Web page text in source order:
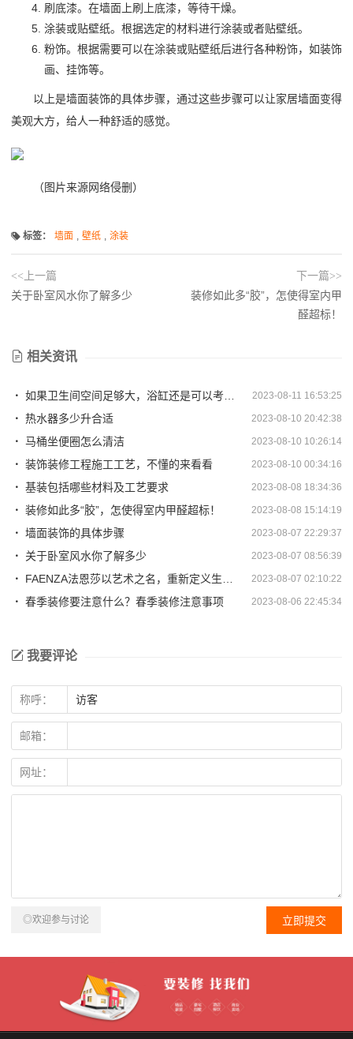
刷底漆。在墙面上刷上底漆，等待干燥。
涂装或贴壁纸。根据选定的材料进行涂装或者贴壁纸。
粉饰。根据需要可以在涂装或贴壁纸后进行各种粉饰，如装饰
画、挂饰等。
以上是墙面装饰的具体步骤，通过这些步骤可以让家居墙面变得
美观大方，给人一种舒适的感觉。
（图片来源网络侵删）
标签： 墙面 , 壁纸 , 涂装
<<上一篇
关于卧室风水你了解多少
下一篇>>
装修如此多“胶”，怎使得室内甲
醛超标！
相关资讯
2023-08-11 16:53:25
如果卫生间空间足够大，浴缸还是可以考虑放一个的呀
2023-08-10 20:42:38
热水器多少升合适
2023-08-10 10:26:14
马桶坐便圈怎么清洁
2023-08-10 00:34:16
装饰装修工程施工工艺，不懂的来看看
2023-08-08 18:34:36
基装包括哪些材料及工艺要求
2023-08-08 15:14:19
装修如此多“胶”，怎使得室内甲醛超标！
2023-08-07 22:29:37
墙面装饰的具体步骤
2023-08-07 08:56:39
关于卧室风水你了解多少
2023-08-07 02:10:22
FAENZA法恩莎以艺术之名，重新定义生活的设计
2023-08-06 22:45:34
春季装修要注意什么？春季装修注意事项
我要评论
称呼：
邮箱：
网址：
◎欢迎参与讨论